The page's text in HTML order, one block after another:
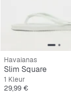
Havaianas
Slim Square
1 Kleur
Prijs
29,99 €